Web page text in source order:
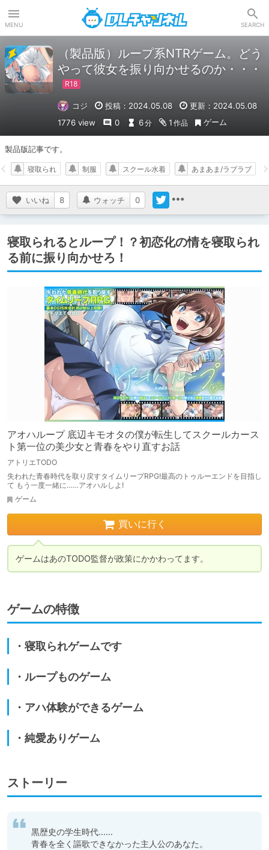
MENU SEARCH
（製品版）ループ系NTRゲーム。どう
やって彼女を振り向かせるのか・・・
コジ 投稿：2024.05.08
更新：2024.05.08
1776 view
0 6分 1 作品 ゲーム
製品版記事です。
いいね 8 ウォッチ 0
寝取られ 制服 スクール水着 あまあま/ラブラブ
寝取られるとループ！？初恋化の情を寝取られ
る前に振り向かせろ！
アオハループ 底辺キモオタの僕が転生してスクールカース
ト第一位の美少女と青春をやり直すお話
アトリエTODO
失われた青春時代を取り戻すタイムリープRPG!最高のトゥルーエンドを目指し
て もう一度一緒に……アオハルしよ!
ゲーム
買いに行く
ゲームはあのTODO監督が政策にかかわってます。
ゲームの特徴
・寝取られゲームです
・ループものゲーム
・アハ体験ができるゲーム
・純愛ありゲーム
ストーリー
黒歴史の学生時代……
青春を全く謳歌できなかった主人公のあなた。